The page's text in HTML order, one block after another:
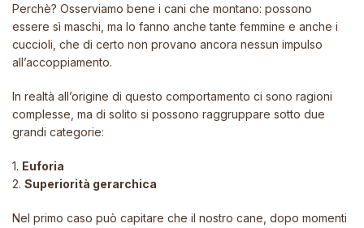
Perchè? Osserviamo bene i cani che montano: possono
essere sì maschi, ma lo fanno anche tante femmine e anche i
cuccioli, che di certo non provano ancora nessun impulso
all’accoppiamento.
In realtà all’origine di questo comportamento ci sono ragioni
complesse, ma di solito si possono raggruppare sotto due
grandi categorie:
1. Euforia
2. Superiorità gerarchica
Nel primo caso può capitare che il nostro cane, dopo momenti